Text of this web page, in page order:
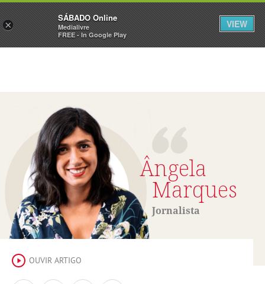
Sábado Assine Iniciar Sessão
Ângela
Marques
Jornalista
OUVIR ARTIGO
×
SÁBADO Online
Medialivre
FREE - In Google Play
VIEW